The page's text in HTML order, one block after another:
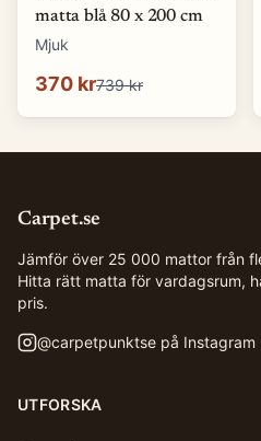
matta blå 80 x 200 cm
Mjuk
370 kr739 kr
Carpet.se
Jämför över 25 000 mattor från
Hitta rätt matta för vardagsrum,
pris.
@carpetpunktse på Instagram
UTFORSKA